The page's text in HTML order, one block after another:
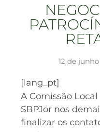
12 de
[lang_pt]
A Comissão
SBPJor nos
finalizar os